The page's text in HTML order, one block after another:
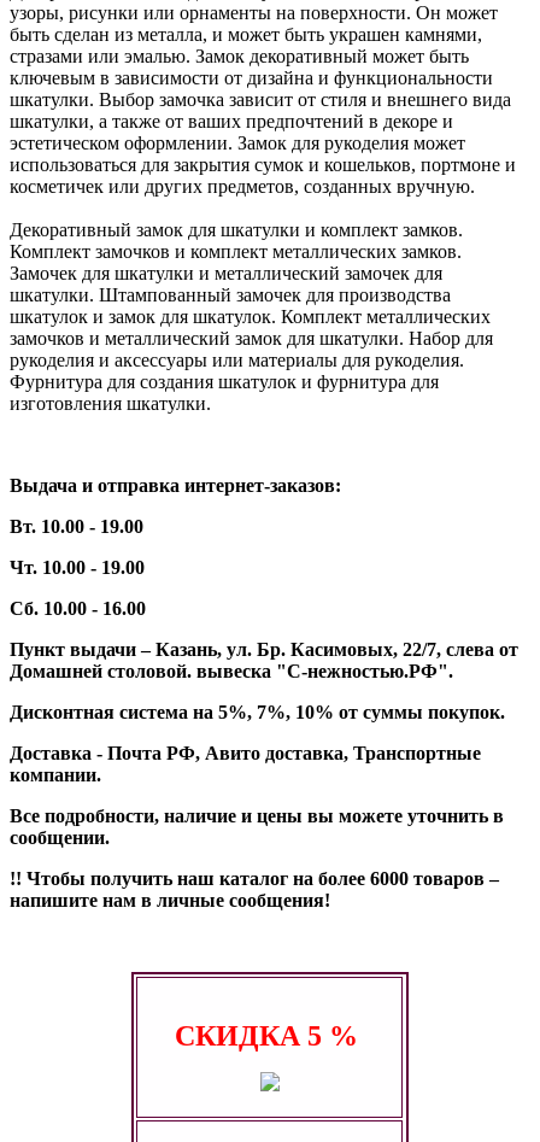
узоры, рисунки или орнаменты на поверхности. Он может
быть сделан из металла, и может быть украшен камнями,
стразами или эмалью. Замок декоративный может быть
ключевым в зависимости от дизайна и функциональности
шкатулки. Выбор замочка зависит от стиля и внешнего вида
шкатулки, а также от ваших предпочтений в декоре и
эстетическом оформлении. Замок для рукоделия может
использоваться для закрытия сумок и кошельков, портмоне и
косметичек или других предметов, созданных вручную.
Декоративный замок для шкатулки и комплект замков.
Комплект замочков и комплект металлических замков.
Замочек для шкатулки и металлический замочек для
шкатулки. Штампованный замочек для производства
шкатулок и замок для шкатулок. Комплект металлических
замочков и металлический замок для шкатулки. Набор для
рукоделия и аксессуары или материалы для рукоделия.
Фурнитура для создания шкатулок и фурнитура для
изготовления шкатулки.
Выдача и отправка интернет-заказов:
Вт. 10.00 - 19.00
Чт. 10.00 - 19.00
Сб. 10.00 - 16.00
Пункт выдачи – Казань, ул. Бр. Касимовых, 22/7, слева от
Домашней столовой. вывеска "С-нежностью.РФ".
Дисконтная система на 5%, 7%, 10% от суммы покупок.
Доставка - Почта РФ, Авито доставка, Транспортные
компании.
Все подробности, наличие и цены вы можете уточнить в
сообщении.
!! Чтобы получить наш каталог на более 6000 товаров –
напишите нам в личные сообщения!
СКИДКА 5 %